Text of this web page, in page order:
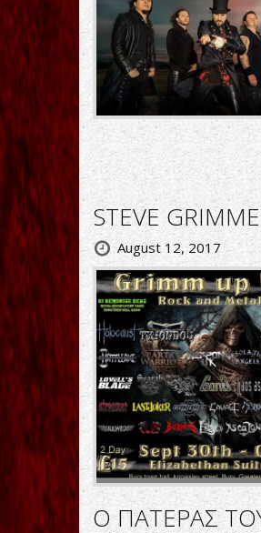
STEVE
August 12, 2017
Ο ΠΑΤΕΡΑΣ